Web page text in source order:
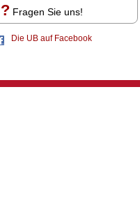
? Fragen Sie uns!
Die UB auf Facebook